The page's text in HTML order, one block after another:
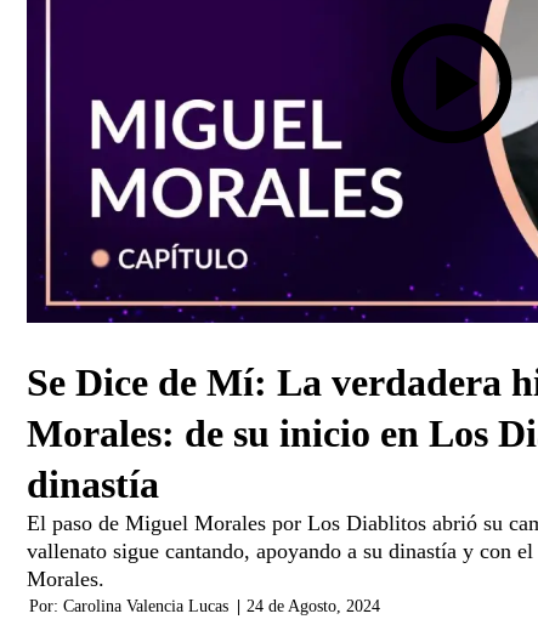
Se Dice de Mí: La verdadera
Morales: de su inicio en Los
dinastía
El paso de Miguel Morales por Los Diablitos abrió su
vallenato sigue cantando, apoyando a su dinastía y con
Morales.
Por: Carolina Valencia Lucas
24 de Agosto, 2024